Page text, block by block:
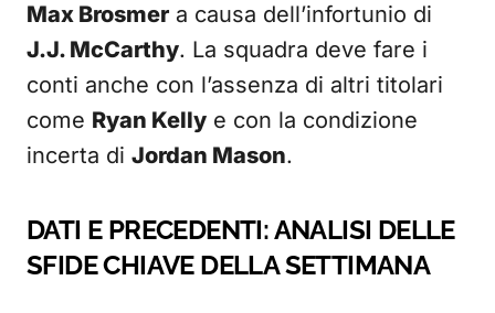
Max Brosmer a causa dell’infortunio di
J.J. McCarthy. La squadra deve fare i
conti anche con l’assenza di altri titolari
come Ryan Kelly e con la condizione
incerta di Jordan Mason.
DATI E PRECEDENTI: ANALISI DELLE
SFIDE CHIAVE DELLA SETTIMANA